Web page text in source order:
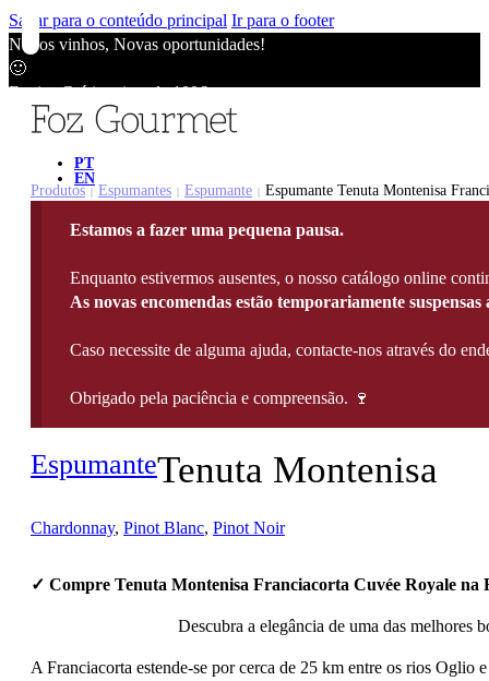
Saltar para o conteúdo principal Ir para o footer
Novos vinhos, Novas oportunidades!
🙂
Envios Grátis acima de 100€
Envios Grátis acima de 100€
Novos vinhos, Novas oportunidades!
Envios Grátis acima de 100€
PT
EN
Produtos | Espumantes | Espumante | Espumante Tenuta Montenisa
Estamos a fazer uma pequena pausa.
Enquanto estivermos ausentes, o nosso catálogo online
As novas encomendas estão temporariamente suspensas
Caso necessite de alguma ajuda, contacte-nos através do
Obrigado pela paciência e compreensão. 🍷
EspumanteTenuta Montenisa
Chardonnay, Pinot Blanc, Pinot Noir
✓ Compre Tenuta Montenisa Franciacorta Cuvée Royale na
Descubra a elegância de uma das melhores
A Franciacorta estende-se por cerca de 25 km entre os rios Oglio